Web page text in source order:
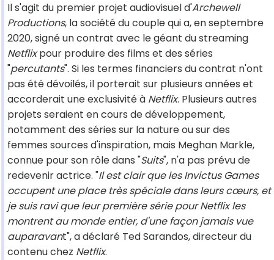
Il s'agit du premier projet audiovisuel d'Archewell
Productions, la société du couple qui a, en septembre
2020, signé un contrat avec le géant du streaming
Netflixpour produire des films et des séries
"percutants". Si les termes financiers du contrat n'ont
pas été dévoilés, il porterait sur plusieurs années et
accorderait une exclusivité à Netflix. Plusieurs autres
projets seraient en cours de développement,
notamment des séries sur la nature ou sur des
femmes sources d'inspiration, mais Meghan Markle,
connue pour son rôle dans "Suits", n'a pas prévu de
redevenir actrice. "Il est clair que les Invictus Games
occupent une place très spéciale dans leurs cœurs, et
je suis ravi que leur première série pour Netflix les
montrent au monde entier, d'une façon jamais vue
auparavant", a déclaré Ted Sarandos, directeur du
contenu chez Netflix.